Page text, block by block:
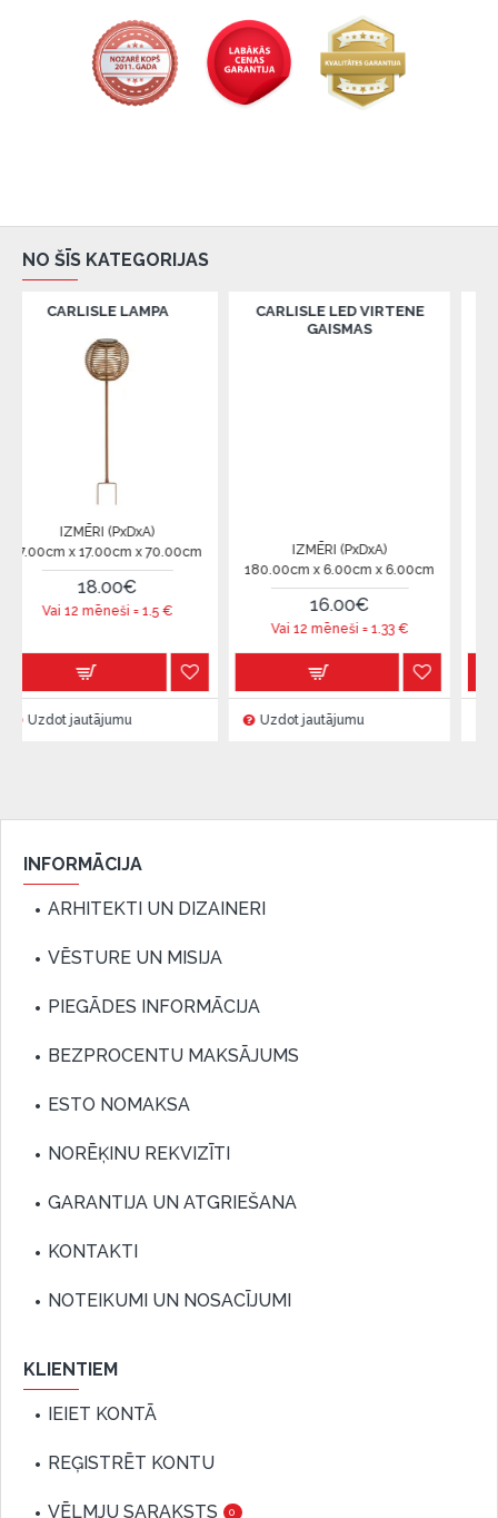
NO ŠĪS KATEGORIJAS
LAMPA
(PxDxA)
x 70.00cm
=1.5€
CARLISLE LED VIRTENE
IZMĒRI (PxDxA)
180.00cm x 6.00cm x 6.00cm
Vai 12 mēneši =1.33 €
Uzdot jautājumu
CEPURU
INFORMĀCIJA
ARHITEKTI UN DIZAINERI
VĒSTURE UN MISIJA
PIEGĀDES INFORMĀCIJA
BEZPROCENTU MAKSĀJUMS
ESTO NOMAKSA
NORĒĶINU REKVIZĪTI
GARANTIJA UN ATGRIEŠANA
KONTAKTI
NOTEIKUMI UN NOSACĪJUMI
KLIENTIEM
IEIET KONTĀ
REĢISTRĒT KONTU
VĒLMJU SARAKSTS 0